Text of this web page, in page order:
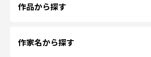
作品から探す
作家名から探す